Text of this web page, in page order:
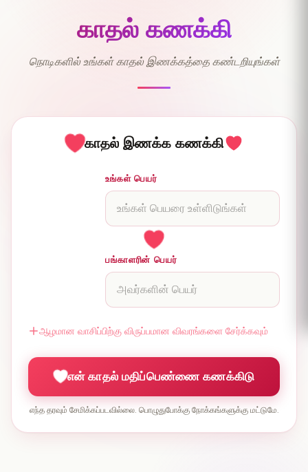
காதல் கணக்கி
நொடிகளில் உங்கள் காதல் இணக்கத்தை கண்டறியுங்கள்
காதல் இணக்க கணக்கி
உங்கள் பெயர்
பங்காளரின் பெயர்
ஆழமான வாசிப்பிற்கு விருப்பமான விவரங்களை சேர்க்கவும்
உங்கள் பிறந்தநாள்
பங்காளரின் பிறந்தநாள் விருப்பமானது
என் காதல் மதிப்பெண்ணை கணக்கிடு
எந்த தரவும் சேமிக்கப்படவில்லை. பொழுதுபோக்கு நோக்கங்களுக்கு மட்டுமே.